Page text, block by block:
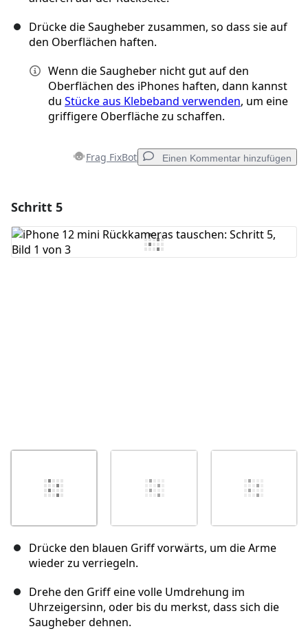
Drücke die Saugheber zusammen, so dass sie auf
den Oberflächen haften.
Wenn die Saugheber nicht gut auf den
Oberflächen des iPhones haften, dann kannst
du Stücke aus Klebeband verwenden, um eine
griffigere Oberfläche zu schaffen.
Frag FixBot Einen Kommentar hinzufügen
Kommentar hinzufügen
Schritt 5
Drücke den blauen Griff vorwärts, um die Arme
wieder zu verriegeln.
Drehe den Griff eine volle Umdrehung im
Uhrzeigersinn, oder bis du merkst, dass sich die
Saugheber dehnen.